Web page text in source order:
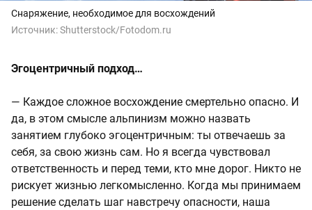
Снаряжение, необходимое для восхождений
Источник:Shutterstock/Fotodom.ru
Эгоцентричный подход…
— Каждое сложное восхождение смертельно опасно. И
да, в этом смысле альпинизм можно назвать
занятием глубоко эгоцентричным: ты отвечаешь за
себя, за свою жизнь сам. Но я всегда чувствовал
ответственность и перед теми, кто мне дорог. Никто не
рискует жизнью легкомысленно. Когда мы принимаем
решение сделать шаг навстречу опасности, наша